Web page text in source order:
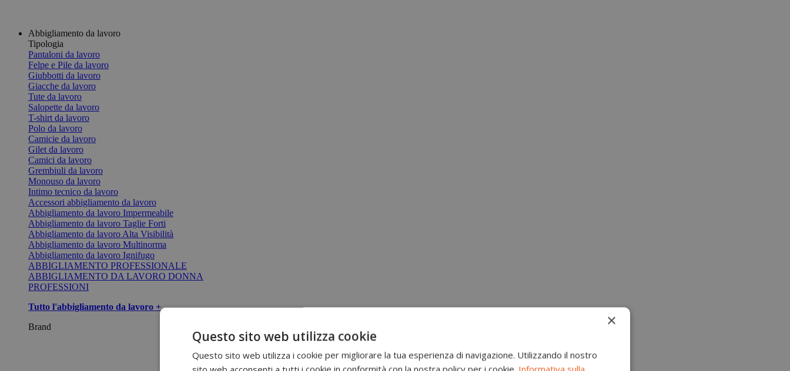
Abbigliamento da lavoro
Tipologia
Pantaloni da lavoro
Felpe e Pile da lavoro
Giubbotti da lavoro
Giacche da lavoro
Tute da lavoro
Salopette da lavoro
T-shirt da lavoro
Polo da lavoro
Camicie da lavoro
Gilet da lavoro
Camici da lavoro
Grembiuli da lavoro
Monouso da lavoro
Intimo tecnico da lavoro
Accessori abbigliamento da lavoro
Abbigliamento da lavoro Impermeabile
Abbigliamento da lavoro Taglie Forti
Abbigliamento da lavoro Alta Visibilità
Abbigliamento da lavoro Multinorma
Abbigliamento da lavoro Ignifugo
ABBIGLIAMENTO PROFESSIONALE
ABBIGLIAMENTO DA LAVORO DONNA
PROFESSIONI
Tutto l'abbigliamento da lavoro +
Brand
×
Questo sito web utilizza cookie
Questo sito web utilizza i cookie per migliorare la tua esperienza di navigazione. Utilizzando il nostro